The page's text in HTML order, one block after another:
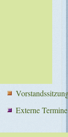
Externe Termine